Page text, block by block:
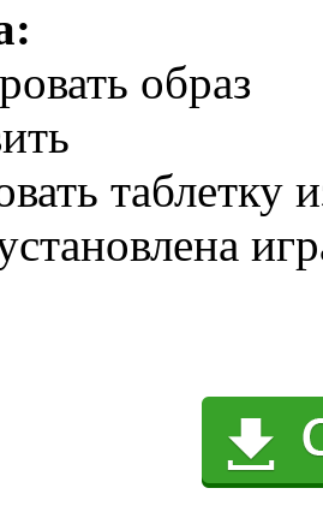
образ
таблетку